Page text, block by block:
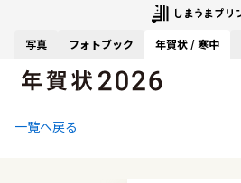
写真 フォトブック 年賀状 / 寒中
一覧へ戻る